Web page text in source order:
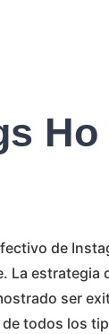
Ho
de
La estrategia
ser
todos los